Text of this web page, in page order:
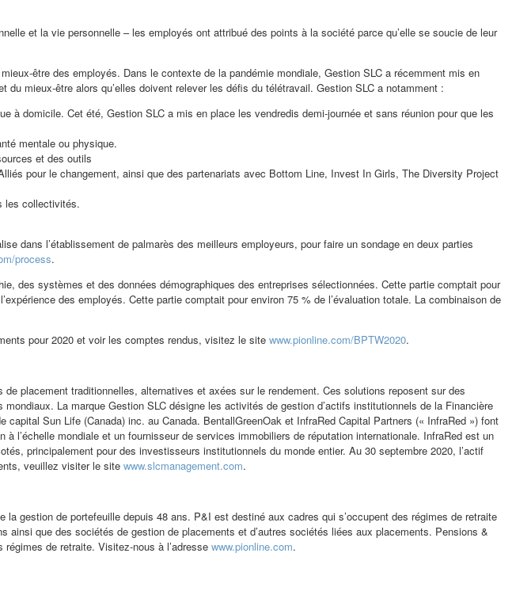
et la vie personnelle – les employés ont attribué des points à la société parce qu’elle se soucie de leur
être des employés. Dans le contexte de la pandémie mondiale, Gestion SLC a récemment mis en
mieux-être alors qu’elles doivent relever les défis du télétravail. Gestion SLC a notamment :
à domicile. Cet été, Gestion SLC a mis en place les vendredis demi-journée et sans réunion pour que les
mentale ou physique.
et des outils
pour le changement, ainsi que des partenariats avec Bottom Line, Invest In Girls, The Diversity Project
les collectivités.
dans l’établissement de palmarès des meilleurs employeurs, pour faire un sondage en deux parties
process.
des systèmes et des données démographiques des entreprises sélectionnées. Cette partie comptait pour
des employés. Cette partie comptait pour environ 75 % de l’évaluation totale. La combinaison de
pour 2020 et voir les comptes rendus, visitez le site www.pionline.com/BPTW2020.
placement traditionnelles, alternatives et axées sur le rendement. Ces solutions reposent sur des
La marque Gestion SLC désigne les activités de gestion d’actifs institutionnels de la Financière
Sun Life (Canada) inc. au Canada. BentallGreenOak et InfraRed Capital Partners (« InfraRed ») font
l’échelle mondiale et un fournisseur de services immobiliers de réputation internationale. InfraRed est un
principalement pour des investisseurs institutionnels du monde entier. Au 30 septembre 2020, l’actif
veuillez visiter le site www.slcmanagement.com.
gestion de portefeuille depuis 48 ans. P&I est destiné aux cadres qui s’occupent des régimes de retraite
que des sociétés de gestion de placements et d’autres sociétés liées aux placements. Pensions &
de retraite. Visitez-nous à l’adresse www.pionline.com.